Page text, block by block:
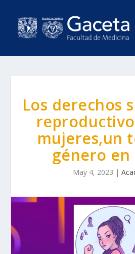
Los derechos
mujeres,un
género en
May 4, 2023 |